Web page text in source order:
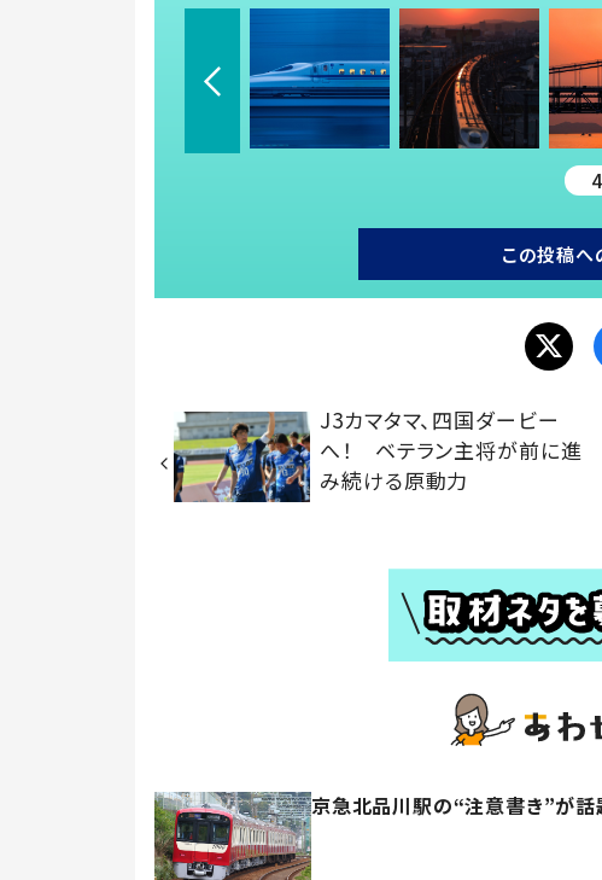
この投稿へ
J3カマタマ、四国ダービー
へ！ ベテラン主将が前に進
み続ける原動力
京急北品川駅の“注意書き”が